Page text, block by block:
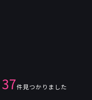
37件見つかりました